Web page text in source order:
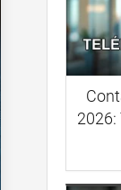
2026: